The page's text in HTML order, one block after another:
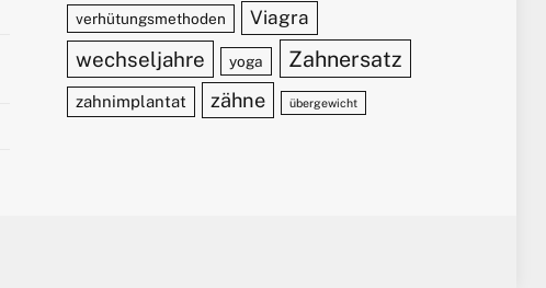
verhütungsmethoden Viagra
wechseljahre yoga Zahnersatz
zahnimplantat zähne übergewicht